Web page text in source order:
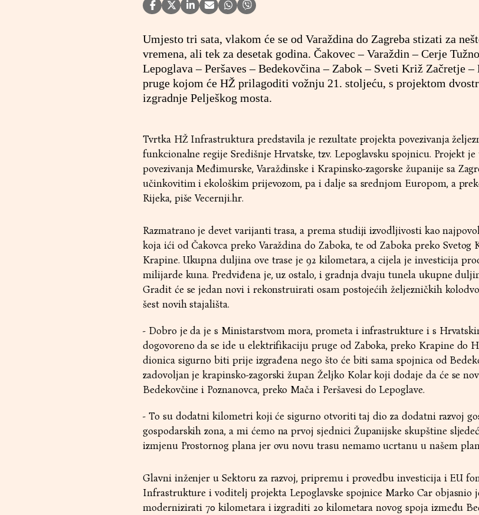
Umjesto tri sata, vlakom će se od Varaždina do Zagreba stizati za
vremena, ali tek za desetak godina. Čakovec – Varaždin – Cerje
Lepoglava – Peršaves – Bedekovčina – Zabok – Sveti Križ Začretje –
pruge kojom će HŽ prilagoditi vožnju 21. stoljeću, s projektom
izgradnje Pelješkog mosta.
Tvrtka HŽ Infrastruktura predstavila je rezultate projekta povezivanja
funkcionalne regije Središnje Hrvatske, tzv. Lepoglavsku spojnicu. Projekt je
povezivanja Međimurske, Varaždinske i Krapinsko-zagorske županije sa
učinkovitim i ekološkim prijevozom, pa i dalje sa srednjom Europom, a
Rijeka, pišeVecernji.hr.
Razmatrano je devet varijanti trasa, a prema studiji izvodljivosti kao
koja ići od Čakovca preko Varaždina do Zaboka, te od Zaboka preko Svetog
Krapine. Ukupna duljina ove trase je 92 kilometara, a cijela je investicija
milijarde kuna. Predviđena je, uz ostalo, i gradnja dvaju tunela ukupne
Gradit će se jedan novi i rekonstruirati osam postojećih željezničkih
šest novih stajališta.
- Dobro je da je s Ministarstvom mora, prometa i infrastrukture i s
dogovoreno da se ide u elektrifikaciju pruge od Zaboka, preko Krapine do
dionica sigurno biti prije izgrađena nego što će biti sama spojnica od
zadovoljan je krapinsko-zagorski župan Željko Kolar koji dodaje da će se
Bedekovčine i Poznanovca, preko Mača i Peršavesi do Lepoglave.
- To su dodatni kilometri koji će sigurno otvoriti taj dio za dodatni razvoj
gospodarskih zona, a mi ćemo na prvoj sjednici Županijske skupštine
izmjenu Prostornog plana jer ovu novu trasu nemamo ucrtanu u našem
Glavni inženjer u Sektoru za razvoj, pripremu i provedbu investicija i EU
Infrastrukture i voditelj projekta Lepoglavske spojnice Marko Car objasnio
modernizirati 70 kilometara i izgraditi 20 kilometara novog spoja između